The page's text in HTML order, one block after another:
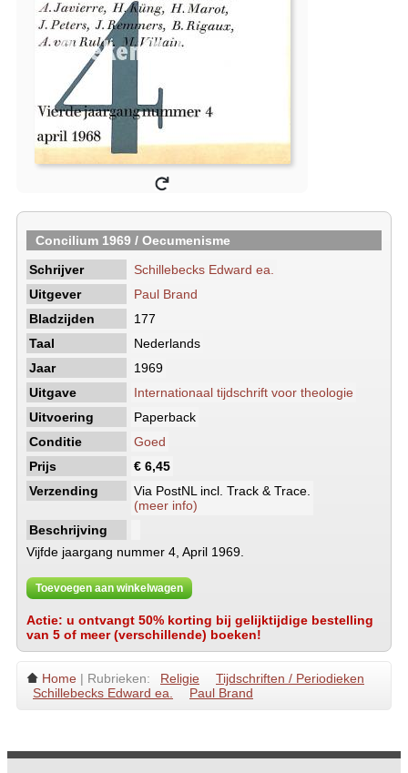
Concilium 1969 / Oecumenisme
Schrijver
Schillebecks Edward ea.
Uitgever
Paul Brand
Bladzijden
177
Taal
Nederlands
Jaar
1969
Uitgave
Internationaal tijdschrift voor theologie
Uitvoering
Paperback
Conditie
Goed
Prijs
€ 6,45
Verzending
Via PostNL incl. Track & Trace.
(meer info)
Beschrijving
Vijfde jaargang nummer 4, April 1969.
Toevoegen aan winkelwagen
Actie: u ontvangt 50% korting bij gelijktijdige bestelling
van 5 of meer (verschillende) boeken!
Home | Rubrieken: Religie
Tijdschriften / Periodieken
Schillebecks Edward ea.
Paul Brand